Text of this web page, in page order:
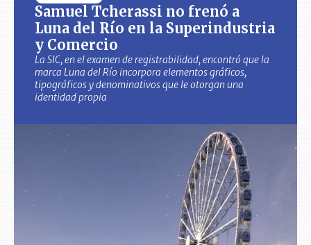
Samuel Tcherassi no frenó a
Luna del Río en la Superindustria
y Comercio
La SIC, en el examen de registrabilidad, encontró que la
marca Luna del Río incorpora elementos gráficos,
tipográficos y denominativos que le otorgan una
identidad propia